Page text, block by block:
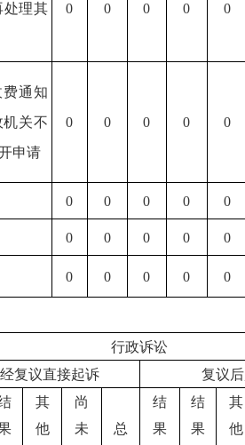
处理其
0 0 0 0 0
通知
关不
申请
0 0 0 0 0
0 0 0 0 0
0 0 0 0 0
0 0 0 0 0
行政诉讼
复议直接起诉
复议
其
他
尚
未
总
结
果
结
果
其
他